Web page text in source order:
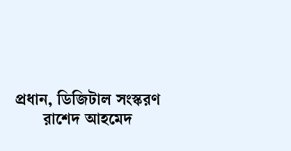
প্রধান, ডিজিটাল সংস্করণ
রাশেদ আহমেদ